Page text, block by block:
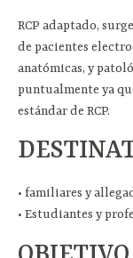
RCP adaptado,
de pacientes
anatómicas, y
puntualmente ya
estándar de RCP.
• familiares y
• Estudiantes y